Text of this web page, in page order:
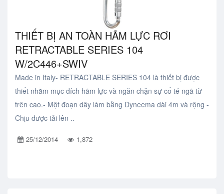
THIẾT BỊ AN TOÀN HÃM LỰC RƠI
RETRACTABLE SERIES 104
W/2C446+SWIV
Made in Italy- RETRACTABLE SERIES 104 là thiết bị được
thiết nhằm mục đích hãm lực và ngăn chặn sự cố té ngã từ
trên cao.- Một đoạn dây làm bằng Dyneema dài 4m và rộng -
Chịu được tải lên ..
25/12/2014 1,872